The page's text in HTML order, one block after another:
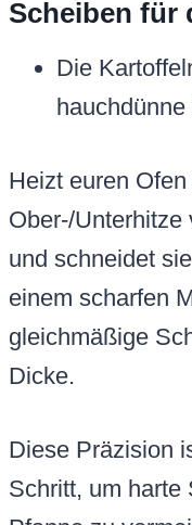
Scheiben für
Die
Heizt euren
Ober-/Unterhitze
und schneidet
einem scharfen
gleichmäßige
Dicke.
Diese Präzision
Schritt, um harte